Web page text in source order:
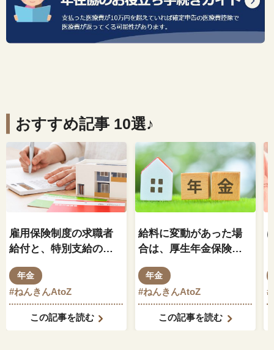
おすすめ記事 10選♪
雇用保険制度の求職者
給付と、特別支給の老
齢厚生年金の関係はど
のようになっているの
でしょうか？
年金
#ねんきんAtoZ
この記事を読む
給料に変動があった場
合は、厚生年金保険料
もそれに伴って変動し
ますか？
年金
#ねんきんAtoZ
この記事を読む
#